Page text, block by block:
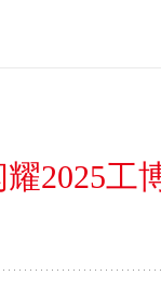
2025工